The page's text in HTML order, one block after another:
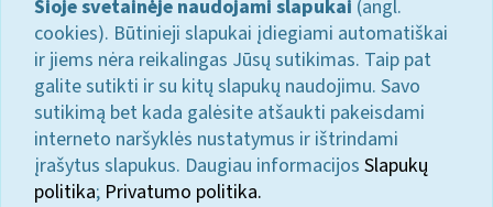
Šioje svetainėje naudojami slapukai (angl.
cookies). Būtinieji slapukai įdiegiami automatiškai
ir jiems nėra reikalingas Jūsų sutikimas. Taip pat
galite sutikti ir su kitų slapukų naudojimu. Savo
sutikimą bet kada galėsite atšaukti pakeisdami
interneto naršyklės nustatymus ir ištrindami
įrašytus slapukus. Daugiau informacijos Slapukų
politika; Privatumo politika.